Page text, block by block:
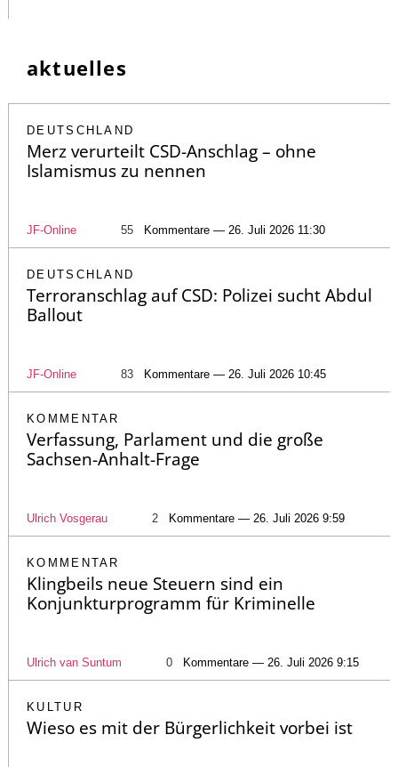
aktuelles
DEUTSCHLAND
Merz verurteilt CSD-Anschlag – ohne
Islamismus zu nennen
JF-Online 55 Kommentare — 26. Juli 2026 11:30
DEUTSCHLAND
Terroranschlag auf CSD: Polizei sucht Abdul
Ballout
JF-Online 83 Kommentare — 26. Juli 2026 10:45
KOMMENTAR
Verfassung, Parlament und die große
Sachsen-Anhalt-Frage
Ulrich Vosgerau 2 Kommentare — 26. Juli 2026 9:59
KOMMENTAR
Klingbeils neue Steuern sind ein
Konjunkturprogramm für Kriminelle
Ulrich van Suntum 0 Kommentare — 26. Juli 2026 9:15
KULTUR
Wieso es mit der Bürgerlichkeit vorbei ist